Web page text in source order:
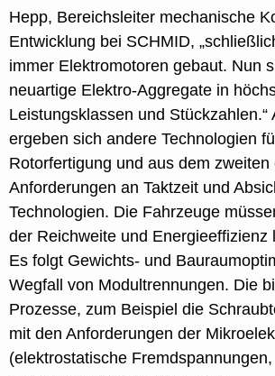
Hepp, Bereichsleiter mechanische
Entwicklung bei SCHMID,
immer Elektromotoren gebaut. Nun
neuartige Elektro-Aggregate in
Leistungsklassen und Stückzahlen.“
ergeben sich andere Technologien
Rotorfertigung und aus dem zweiten
Anforderungen an Taktzeit und
Technologien. Die Fahrzeuge
der Reichweite und Energieeffizienz
Es folgt Gewichts- und
Wegfall von Modultrennungen. Die
Prozesse, zum Beispiel die
mit den Anforderungen der
(elektrostatische Fremdspannungen,